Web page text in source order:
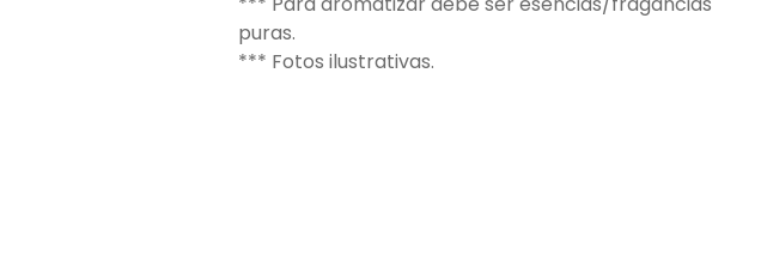
puras.
*** Fotos ilustrativas.